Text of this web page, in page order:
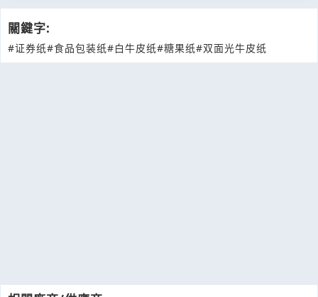
關鍵字:
#证券纸#食品包装纸#白牛皮纸#糖果纸#双面光牛皮纸